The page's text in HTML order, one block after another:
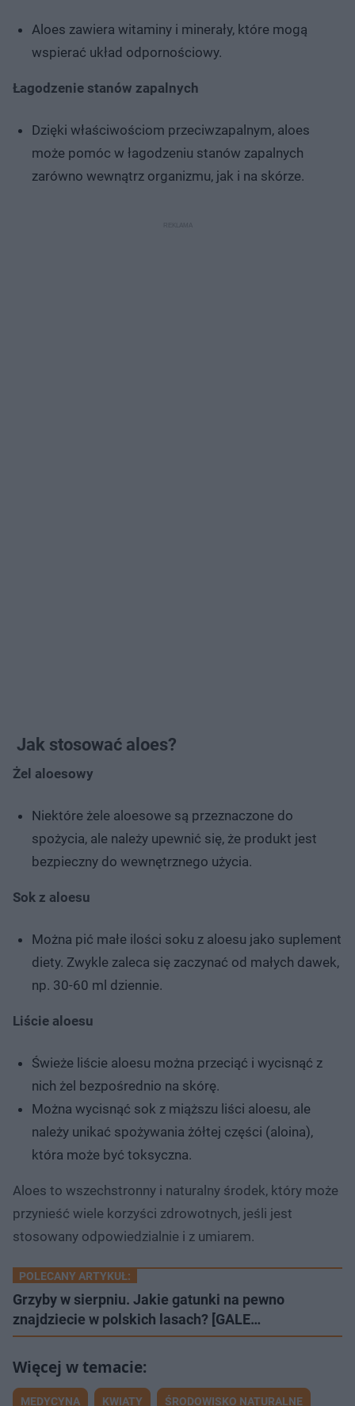
Aloes zawiera witaminy i minerały, które mogą
wspierać układ odpornościowy.
Łagodzenie stanów zapalnych
Dzięki właściwościom przeciwzapalnym, aloes
może pomóc w łagodzeniu stanów zapalnych
zarówno wewnątrz organizmu, jak i na skórze.
Jak stosować aloes?
Żel aloesowy
Niektóre żele aloesowe są przeznaczone do
spożycia, ale należy upewnić się, że produkt jest
bezpieczny do wewnętrznego użycia.
Sok z aloesu
Można pić małe ilości soku z aloesu jako suplement
diety. Zwykle zaleca się zaczynać od małych dawek,
np. 30-60 ml dziennie.
Liście aloesu
Świeże liście aloesu można przeciąć i wycisnąć z
nich żel bezpośrednio na skórę.
Można wycisnąć sok z miąższu liści aloesu, ale
należy unikać spożywania żółtej części (aloina),
która może być toksyczna.
Aloes to wszechstronny i naturalny środek, który może
przynieść wiele korzyści zdrowotnych, jeśli jest
stosowany odpowiedzialnie i z umiarem.
POLECANY ARTYKUŁ:
Grzyby w sierpniu. Jakie gatunki na pewno
znajdziecie w polskich lasach? [GALE…
MEDYCYNA KWIATY ŚRODOWISKO NATURALNE